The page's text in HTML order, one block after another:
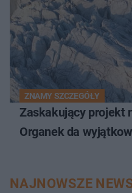
ZNAMY SZCZEGÓŁY
Zaskakujący projekt
Organek da
NAJNOWSZE